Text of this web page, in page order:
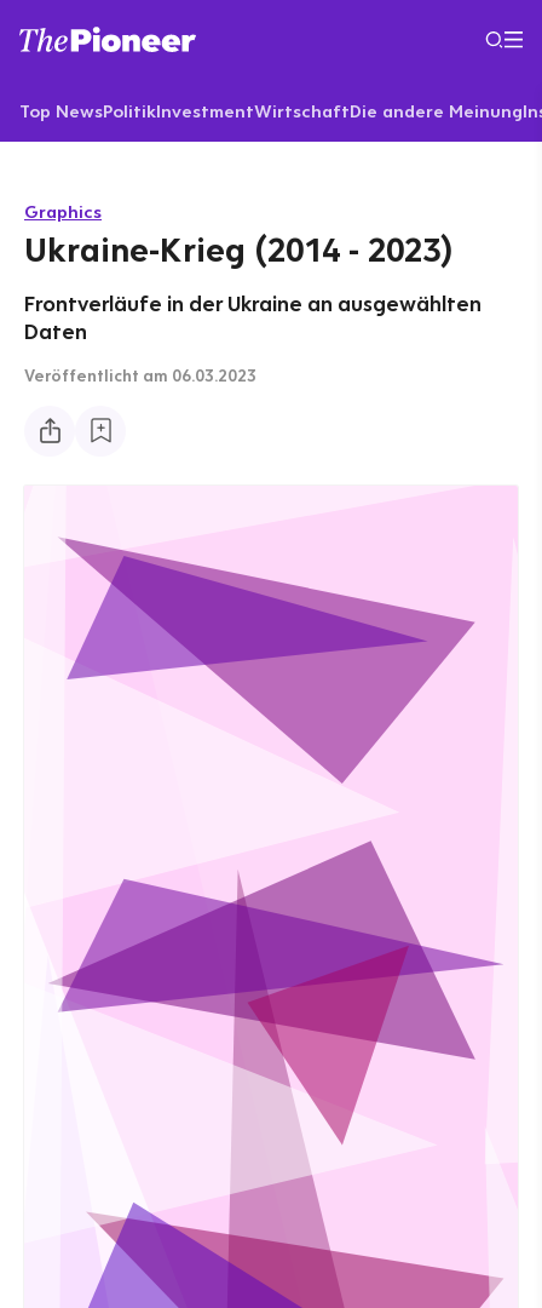
Top NewsPolitikInvestmentWirtschaftDie andere Meinung
Graphics
Ukraine-Krieg (2014 - 2023)
Frontverläufe in der Ukraine an ausgewählten
Daten
Veröffentlicht am 06.03.2023